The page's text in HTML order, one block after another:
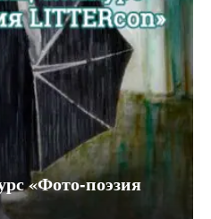
«Фото-поэзия